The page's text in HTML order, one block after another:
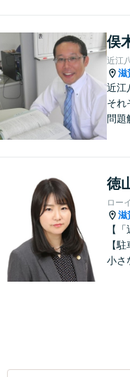
俣
近江
滋
近江
それ
問題
くだ
徳
ロー
滋
【
【
小さ